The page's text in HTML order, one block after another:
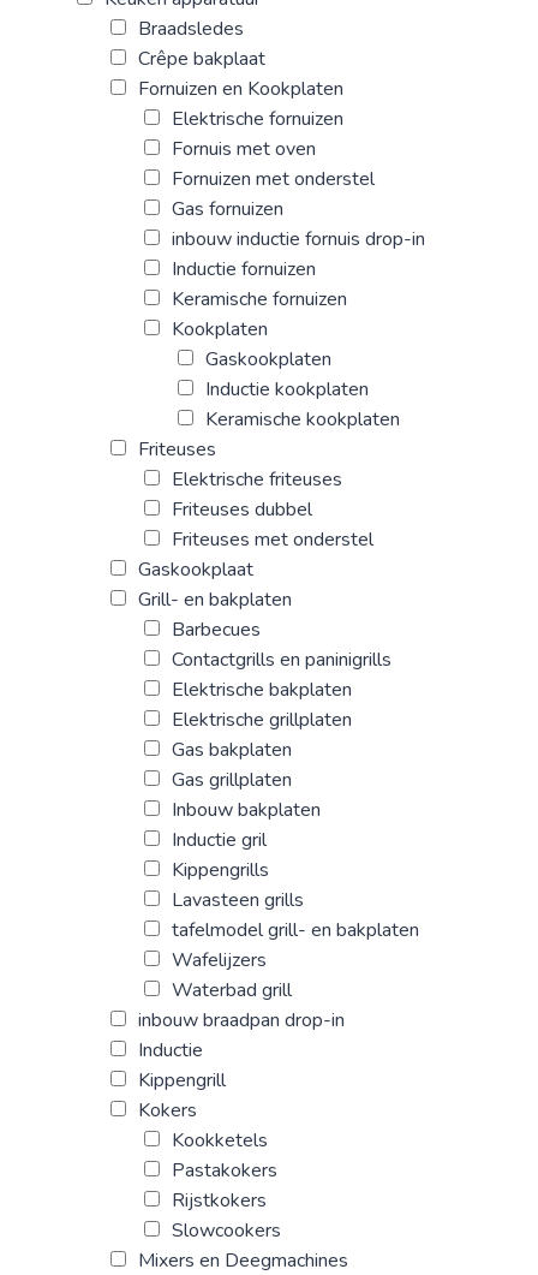
Braadsledes
Crêpe bakplaat
Fornuizen en Kookplaten
Elektrische fornuizen
Fornuis met oven
Fornuizen met onderstel
Gas fornuizen
inbouw inductie fornuis drop-in
Inductie fornuizen
Keramische fornuizen
Kookplaten
Gaskookplaten
Inductie kookplaten
Keramische kookplaten
Friteuses
Elektrische friteuses
Friteuses dubbel
Friteuses met onderstel
Gaskookplaat
Grill- en bakplaten
Barbecues
Contactgrills en paninigrills
Elektrische bakplaten
Elektrische grillplaten
Gas bakplaten
Gas grillplaten
Inbouw bakplaten
Inductie gril
Kippengrills
Lavasteen grills
tafelmodel grill- en bakplaten
Wafelijzers
Waterbad grill
inbouw braadpan drop-in
Inductie
Kippengrill
Kokers
Kookketels
Pastakokers
Rijstkokers
Slowcookers
Mixers en Deegmachines